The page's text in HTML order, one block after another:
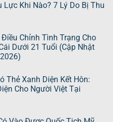
Lực Khi Nào? 7 Lý Do Bị Thu
Chỉnh Tình Trạng Cho
Dưới 21 Tuổi (Cập Nhật
Thẻ Xanh Diện Kết Hôn:
Cho Người Việt Tại